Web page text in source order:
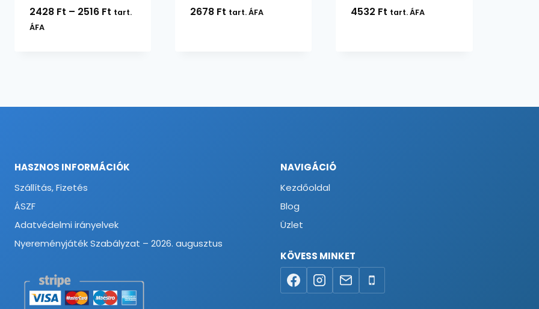
2428 Ft – 2516 FtÁrtartomány:
tart.
ÁFA
2678 Ft tart. ÁFA 4532 Ft tart. ÁFA
HASZNOS INFORMÁCIÓK
Szállítás, Fizetés
ÁSZF
Adatvédelmi irányelvek
Nyereményjáték Szabályzat – 2026. augusztus
NAVIGÁCIÓ
Kezdőoldal
Blog
Üzlet
KÖVESS MINKET